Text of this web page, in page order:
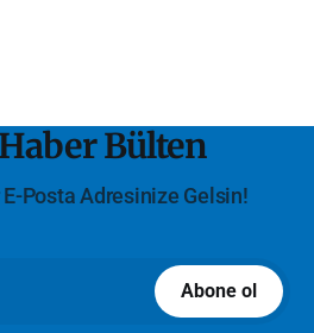
Bülten
Posta Adresinize Gelsin!
Abone ol